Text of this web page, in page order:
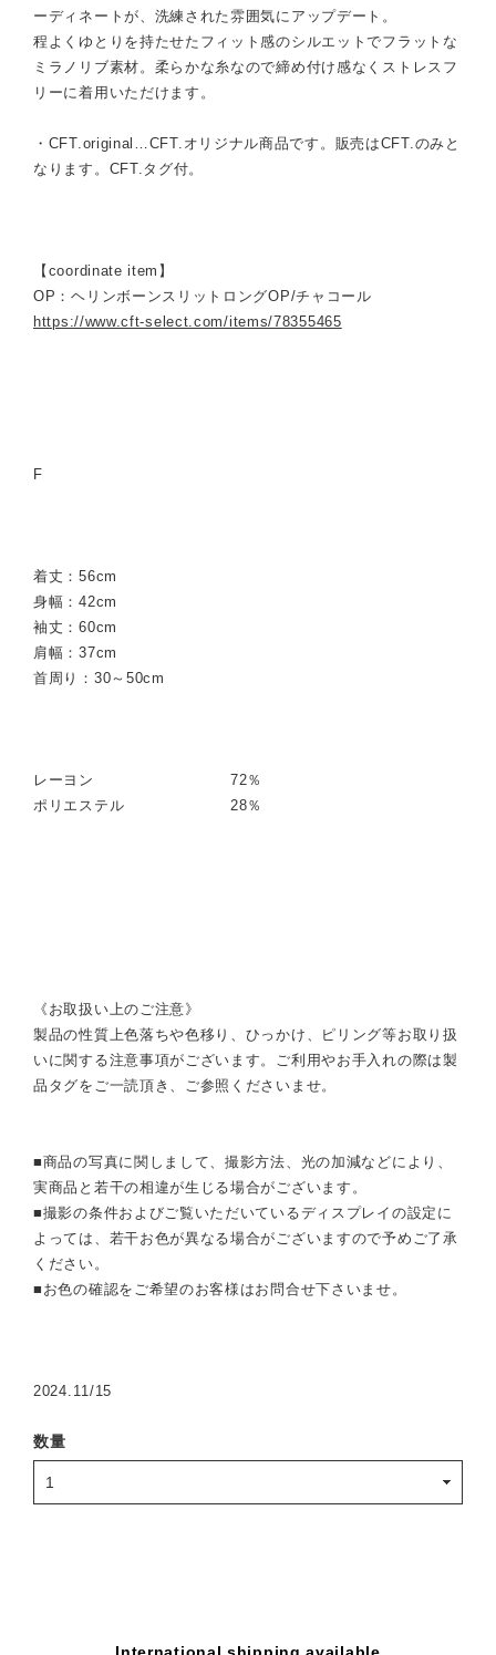
ーディネートが、洗練された雰囲気にアップデート。
程よくゆとりを持たせたフィット感のシルエットでフラットな
ミラノリブ素材。柔らかな糸なので締め付け感なくストレスフ
リーに着用いただけます。
・CFT.original…CFT.オリジナル商品です。販売はCFT.のみと
なります。CFT.タグ付。
【coordinate item】
OP：ヘリンボーンスリットロングOP/チャコール
https://www.cft-select.com/items/78355465
F
着丈：56cm
身幅：42cm
袖丈：60cm
肩幅：37cm
首周り：30～50cm
レーヨン 72％
ポリエステル 28％
《お取扱い上のご注意》
製品の性質上色落ちや色移り、ひっかけ、ピリング等お取り扱
いに関する注意事項がございます。ご利用やお手入れの際は製
品タグをご一読頂き、ご参照くださいませ。
■商品の写真に関しまして、撮影方法、光の加減などにより、
実商品と若干の相違が生じる場合がございます。
■撮影の条件およびご覧いただいているディスプレイの設定に
よっては、若干お色が異なる場合がございますので予めご了承
ください。
■お色の確認をご希望のお客様はお問合せ下さいませ。
2024.11/15
数量
International shipping available